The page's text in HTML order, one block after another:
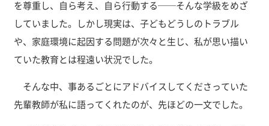
を尊重し、自ら考え、自ら行動する──そんな学級をめざ
していました。しかし現実は、子どもどうしのトラブル
や、家庭環境に起因する問題が次々と生じ、私が思い描い
ていた教育とは程遠い状況でした。
そんな中、事あるごとにアドバイスしてくださっていた
先輩教師が私に語ってくれたのが、先ほどの一文でした。